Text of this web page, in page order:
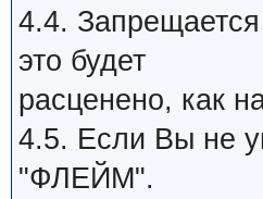
4.4.
это будет
расценено, как
4.5. Если Вы не
"ФЛЕЙМ".